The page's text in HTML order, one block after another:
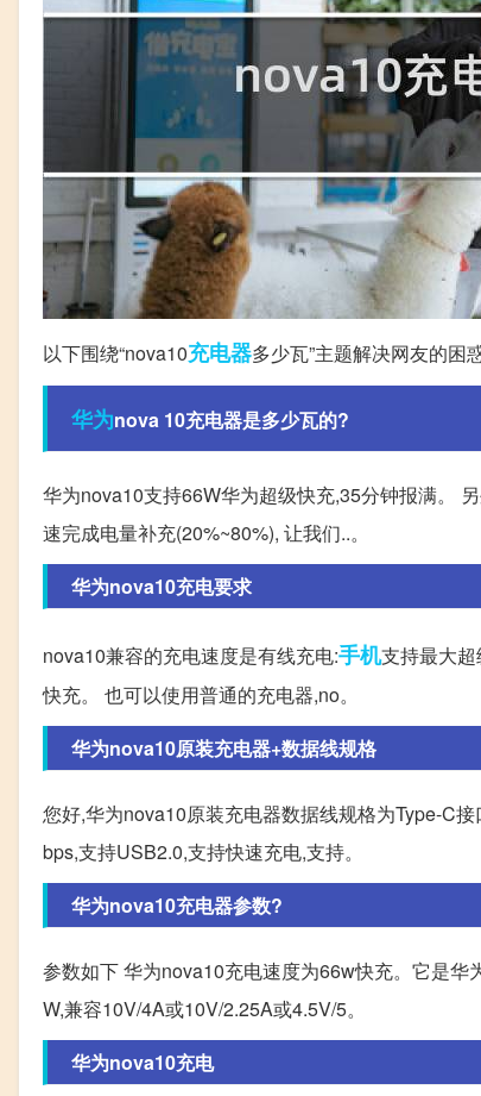
以下围绕“nova10充电器多少瓦”主题解决网友的困
华为nova 10充电器是多少瓦的?
华为nova10支持66W华为超级快充,35分钟报满。
速完成电量补充(20%~80%), 让我们..。
华为nova10充电要求
nova10兼容的充电速度是有线充电:手机支持最大
快充。 也可以使用普通的充电器,no。
华为nova10原装充电器+数据线规格
您好,华为nova10原装充电器数据线规格为Type-C
bps,支持USB2.0,支持快速充电,支持。
华为nova10充电器参数?
参数如下 华为nova10充电速度为66w快充。它是
W,兼容10V/4A或10V/2.25A或4.5V/5。
华为nova10充电